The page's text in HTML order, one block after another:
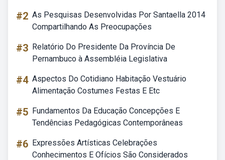
#2 As Pesquisas Desenvolvidas Por Santaella 2014
Compartilhando As Preocupações
#3 Relatório Do Presidente Da Província De
Pernambuco à Assembléia Legislativa
#4 Aspectos Do Cotidiano Habitação Vestuário
Alimentação Costumes Festas E Etc
#5 Fundamentos Da Educação Concepções E
Tendências Pedagógicas Contemporâneas
#6 Expressões Artísticas Celebrações
Conhecimentos E Ofícios São Considerados